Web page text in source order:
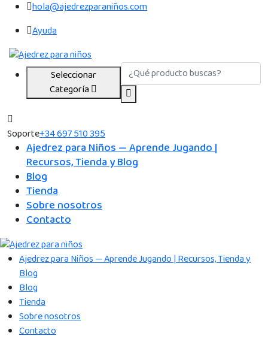
hola@ajedrezparaniños.com
Ayuda
Seleccionar
Categoría
Soporte+34 697 510 395
Ajedrez para Niños — Aprende Jugando |
Recursos, Tienda y Blog
Blog
Tienda
Sobre nosotros
Contacto
Ajedrez para Niños — Aprende Jugando | Recursos, Tienda y
Blog
Blog
Tienda
Sobre nosotros
Contacto